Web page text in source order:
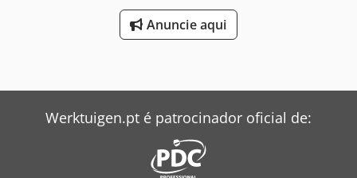
Anuncie aqui
Werktuigen.pt é patrocinador oficial de: